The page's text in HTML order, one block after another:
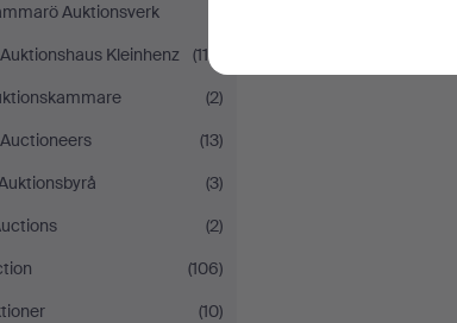
Auktionsverk
Kleinhenz
(116)
(2)
(13)
(3)
(2)
(106)
(10)